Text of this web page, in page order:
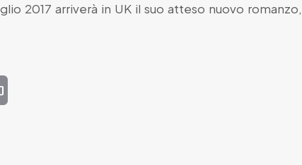
2017 arriverà in UK il suo atteso nuovo romanzo,